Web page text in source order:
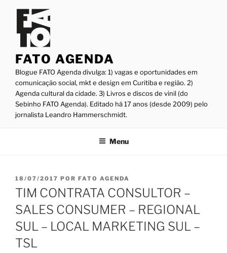
conteúdo
FATO AGENDA
Blogue FATO Agenda divulga: 1) vagas e oportunidades em
comunicação social, mkt e design em Curitiba e região. 2)
Agenda cultural da cidade. 3) Livros e discos de vinil (do
Sebinho FATO Agenda). Editado há 17 anos (desde 2009) pelo
jornalista Leandro Hammerschmidt.
Menu
PUBLICADO
EM
18/07/2017 POR FATO AGENDA
TIM CONTRATA CONSULTOR –
SALES CONSUMER – REGIONAL
SUL – LOCAL MARKETING SUL –
TSL